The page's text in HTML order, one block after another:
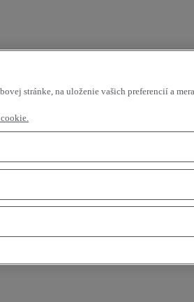
stránke, na uloženie vašich preferencií